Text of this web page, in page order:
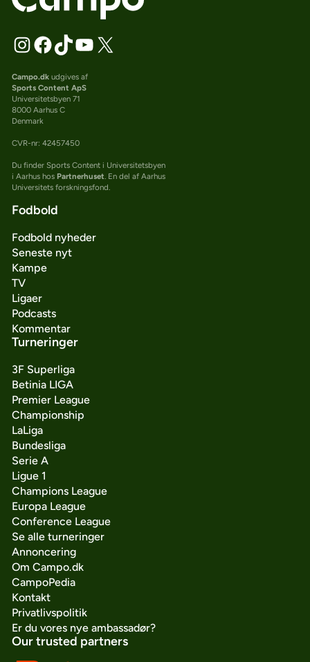
Campo.dkudgives af
Sports Content ApS
Universitetsbyen 71
8000 Aarhus C
Denmark
CVR-nr: 42457450
Du finder Sports Content i Universitetsbyen
i Aarhus hos Partnerhuset . En del af Aarhus
Universitets forskningsfond.
Fodbold
Fodbold nyheder
Seneste nyt
Kampe
TV
Ligaer
Podcasts
Kommentar
Turneringer
3F Superliga
Betinia LIGA
Premier League
Championship
LaLiga
Bundesliga
Serie A
Ligue 1
Champions League
Europa League
Conference League
Se alle turneringer
Annoncering
Om Campo.dk
CampoPedia
Kontakt
Privatlivspolitik
Er du vores nye ambassadør?
Our trusted partners